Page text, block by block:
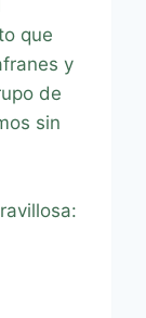
que
y
de
sin